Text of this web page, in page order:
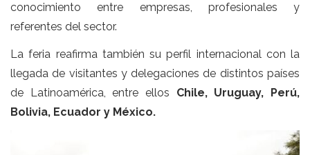
conocimiento entre empresas, profesionales y
referentes del sector.
La feria reafirma también su perfil internacional con la
llegada de visitantes y delegaciones de distintos países
de Latinoamérica, entre ellos Chile, Uruguay, Perú,
Bolivia, Ecuador y México.